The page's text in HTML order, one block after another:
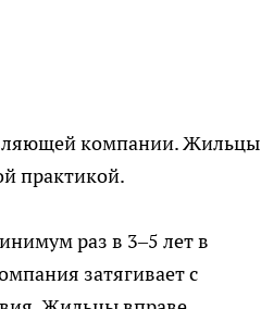
компании. Жильцы
практикой.
раз в 3–5 лет в
затягивает с